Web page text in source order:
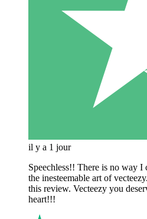
il y a 1 jour
Speechless!! There is no way
the inesteemable art of
this review. Vecteezy you
heart!!!